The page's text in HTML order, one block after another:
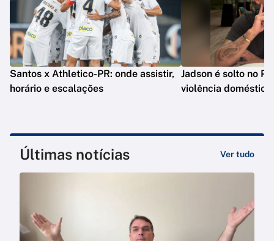
Santos x Athletico-PR: onde assistir,
horário e escalações
Jadson é solto no
violência doméstica
Últimas notícias Ver tudo